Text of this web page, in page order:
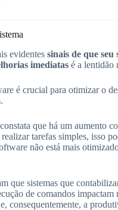
evidentes sinais de que seu
imediatas é a lentidão
é crucial para otimizar o
que há um aumento
tarefas simples, isso
não está mais
que sistemas que
de comandos impactam
consequentemente, a